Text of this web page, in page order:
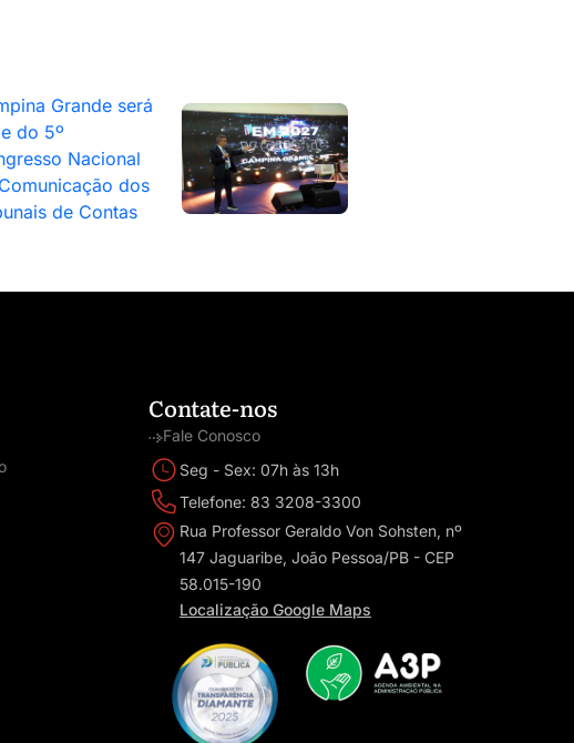
Grande será
do 5º
Nacional
dos
de Contas
Contate-nos
Fale Conosco
Seg - Sex: 07h às 13h
Telefone: 83 3208-3300
Rua Professor Geraldo Von Sohsten, nº
147 Jaguaribe, João Pessoa/PB - CEP
58.015-190
Localização Google Maps